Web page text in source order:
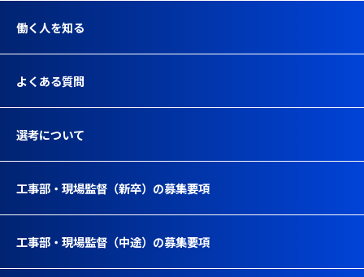
働く人を知る
よくある質問
選考について
工事部・現場監督（新卒）の募集要項
工事部・現場監督（中途）の募集要項